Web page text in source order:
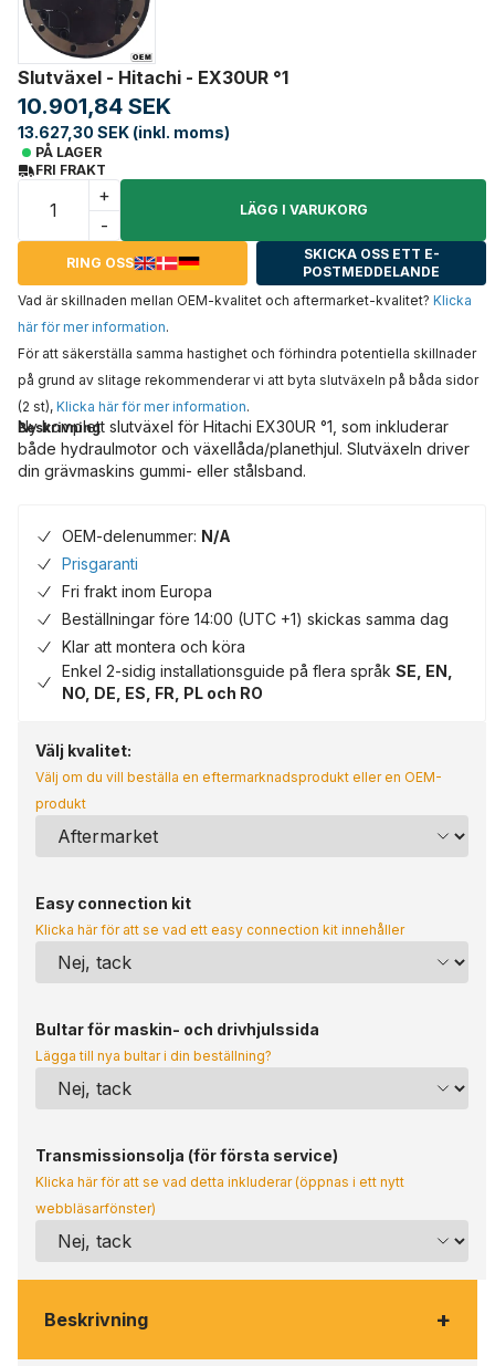
Slutväxel - Hitachi - EX30UR °1
10.901,84 SEK
13.627,30 SEK (inkl. moms)
PÅ LAGER
FRI FRAKT
+
-
LÄGG I VARUKORG
RING OSS
SKICKA OSS ETT E-
POSTMEDDELANDE
Vad är skillnaden mellan OEM-kvalitet och aftermarket-kvalitet? Klicka
här för mer information.
För att säkerställa samma hastighet och förhindra potentiella skillnader
på grund av slitage rekommenderar vi att byta slutväxeln på båda sidor
(2 st), Klicka här för mer information.
Beskrivning
Ny komplett slutväxel för Hitachi EX30UR °1, som inkluderar
både hydraulmotor och växellåda/planethjul. Slutväxeln driver
din grävmaskins gummi- eller stålsband.
OEM-delenummer: N/A
Prisgaranti
Fri frakt inom Europa
Beställningar före 14:00 (UTC +1) skickas samma dag
Klar att montera och köra
Enkel 2-sidig installationsguide på flera språk SE, EN,
NO, DE, ES, FR, PL och RO
Välj kvalitet:
Välj om du vill beställa en eftermarknadsprodukt eller en OEM-
produkt
Easy connection kit
Klicka här för att se vad ett easy connection kit innehåller
Bultar för maskin- och drivhjulssida
Lägga till nya bultar i din beställning?
Transmissionsolja (för första service)
Klicka här för att se vad detta inkluderar (öppnas i ett nytt
webbläsarfönster)
Beskrivning +